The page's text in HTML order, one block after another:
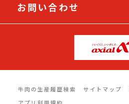
お問い合わせ
牛肉の生産履歴検索 サイトマップ
アプリ利用規約